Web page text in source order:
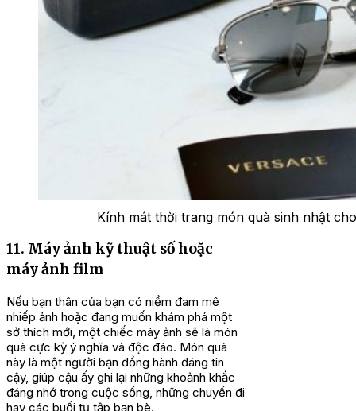
Kính mát thời trang món quà sinh nhật
11. Máy ảnh kỹ thuật số hoặc
máy ảnh film
Nếu bạn thân của bạn có niềm đam mê
nhiếp ảnh hoặc đang muốn khám phá một
sở thích mới, một chiếc máy ảnh sẽ là món
quà cực kỳ ý nghĩa và độc đáo. Món quà
này là một người bạn đồng hành đáng tin
cậy, giúp cậu ấy ghi lại những khoảnh khắc
đáng nhớ trong cuộc sống, những chuyến đi
hay các buổi tụ tập bạn bè.